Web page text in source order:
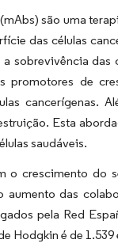
são uma
das células
sobrevivência das
promotores de
cancerígenas.
Esta
saudáveis.
o crescimento do
das
pela Red
Hodgkin é de